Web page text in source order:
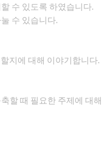
수 있도록 하였습니다.
수 있습니다.
지에 대해 이야기합니다.
할 때 필요한 주제에 대해